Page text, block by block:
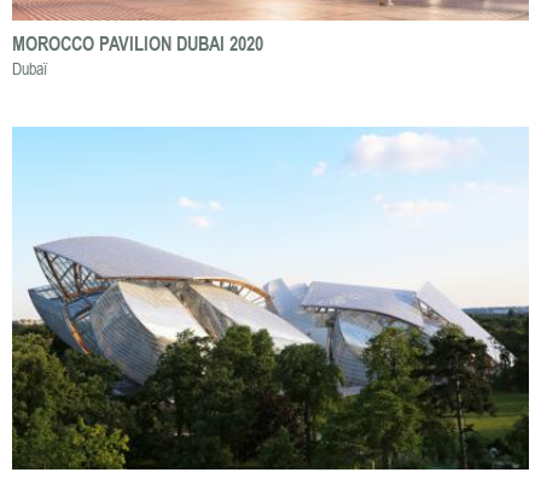
MOROCCO PAVILION DUBAI 2020
Dubaï